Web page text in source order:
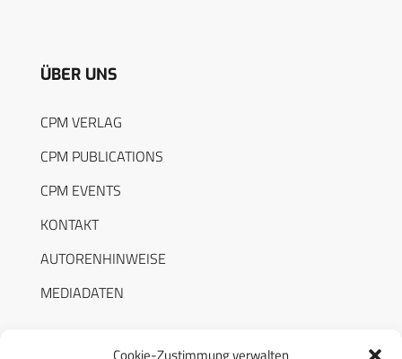
ÜBER UNS
CPM VERLAG
CPM PUBLICATIONS
CPM EVENTS
KONTAKT
AUTORENHINWEISE
MEDIADATEN